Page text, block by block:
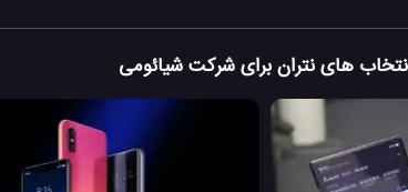
های نتران برای شرکت شیائومی